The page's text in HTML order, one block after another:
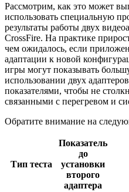
Рассмотрим, как это может
использовать специальную
результаты работы двух
CrossFire. На практике
чем ожидалось, если
адаптации к новой
игры могут показывать
использовании двух
показателями, чтобы не
связанными с перегревом и
Обратите внимание на
Тип теста
Показатель
до
установки
второго
адаптера